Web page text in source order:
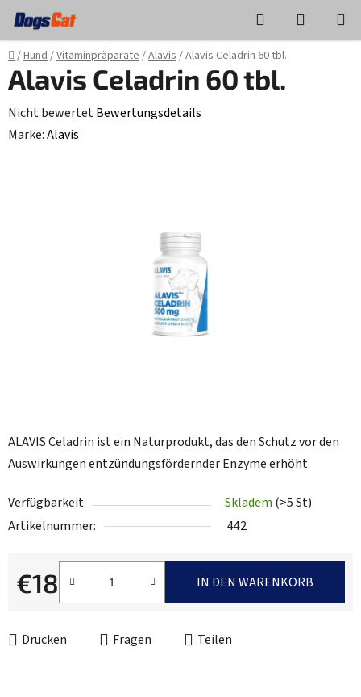
Zum
Inhalt
springen
Suchen
Startseite
/Hund/Vitaminpräparate/Alavis/Alavis Celadrin 60 tbl.
ALAVIS Celadrin ist ein Naturprodukt, das den Schutz vor den
Auswirkungen entzündungsfördernder Enzyme erhöht.
Verfügbarkeit Skladem (>5 St)
Artikelnummer:
442
€18
Verkaufspreis:
IN DEN WARENKORB
Drucken Fragen Teilen
Alavis Celadrin 60 tbl.
Die
durchschnittliche
Nicht bewertetBewertungsdetails
Marke:Alavis